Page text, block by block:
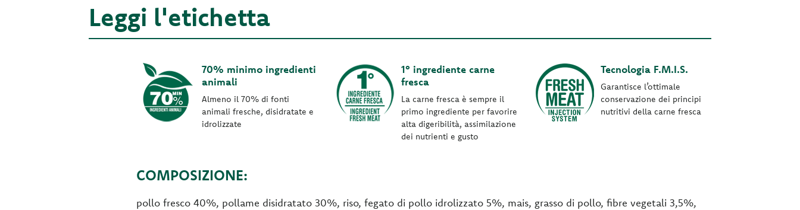
Leggi l'etichetta
70% minimo ingredienti
animali
Almeno il 70% di fonti
animali fresche, disidratate e
idrolizzate
1° ingrediente carne
fresca
La carne fresca è sempre il
primo ingrediente per favorire
alta digeribilità, assimilazione
dei nutrienti e gusto
Tecnologia F.M.I.S.
Garantisce l’ottimale
conservazione dei principi
nutritivi della carne fresca
COMPOSIZIONE:
pollo fresco 40%, pollame disidratato 30%, riso, fegato di pollo idrolizzato 5%, mais, grasso di pollo, fibre vegetali 3,5%,